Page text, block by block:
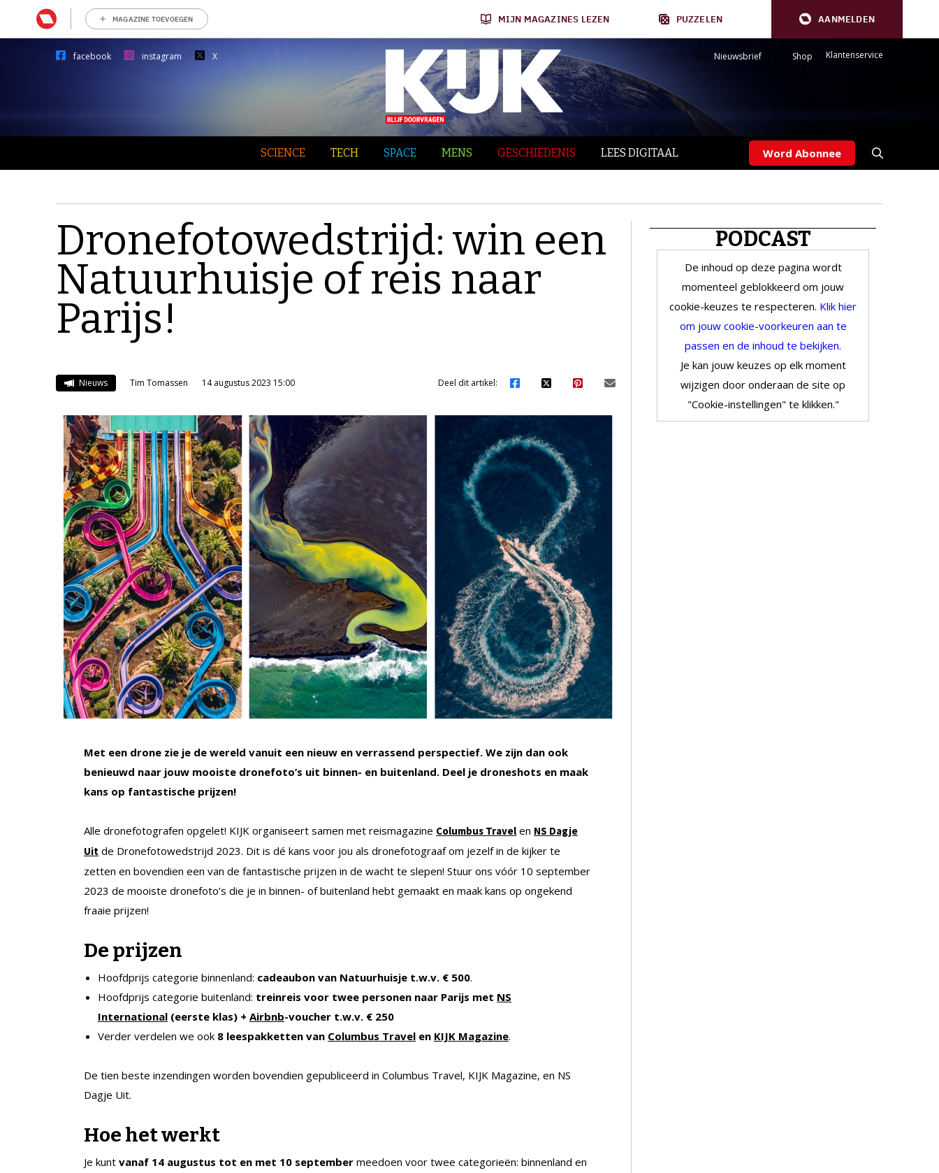
MAGAZINE TOEVOEGEN MIJN MAGAZINES LEZEN PUZZELEN AANMELDEN
facebook instagram X Nieuwsbrief Shop Klantenservice
SCIENCE TECH SPACE MENS GESCHIEDENIS LEES DIGITAAL Word Abonnee
Dronefotowedstrijd: win een
Natuurhuisje of reis naar
Parijs!
Nieuws Tim Tomassen 14 augustus 2023 15:00 Deel dit artikel:
Met een drone zie je de wereld vanuit een nieuw en verrassend perspectief. We zijn dan ook
benieuwd naar jouw mooiste dronefoto’s uit binnen- en buitenland. Deel je droneshots en maak
kans op fantastische prijzen!
Alle dronefotografen opgelet! KIJK organiseert samen met reismagazine Columbus Travel en NS Dagje
Uit de Dronefotowedstrijd 2023. Dit is dé kans voor jou als dronefotograaf om jezelf in de kijker te
zetten en bovendien een van de fantastische prijzen in de wacht te slepen! Stuur ons vóór 10 september
2023 de mooiste dronefoto’s die je in binnen- of buitenland hebt gemaakt en maak kans op ongekend
fraaie prijzen!
De prijzen
Hoofdprijs categorie binnenland: cadeaubon van Natuurhuisje t.w.v. € 500.
Hoofdprijs categorie buitenland: treinreis voor twee personen naar Parijs met NS
International (eerste klas) + Airbnb-voucher t.w.v. € 250
Verder verdelen we ook 8 leespakketten van Columbus Travel en KIJK Magazine.
De tien beste inzendingen worden bovendien gepubliceerd in Columbus Travel, KIJK Magazine, en NS
Dagje Uit.​
Hoe het werkt
Je kunt vanaf 14 augustus tot en met 10 september meedoen voor twee categorieën: binnenland en
PODCAST
De inhoud op deze pagina wordt
momenteel geblokkeerd om jouw
cookie-keuzes te respecteren. Klik hier
om jouw cookie-voorkeuren aan te
passen en de inhoud te bekijken.
Je kan jouw keuzes op elk moment
wijzigen door onderaan de site op
"Cookie-instellingen" te klikken."